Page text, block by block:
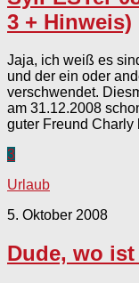
3 + Hinweis)
Jaja, ich weiß es
und der ein oder
verschwendet.
am 31.12.2008
guter Freund Charly
3
Urlaub
5. Oktober 2008
Dude, wo